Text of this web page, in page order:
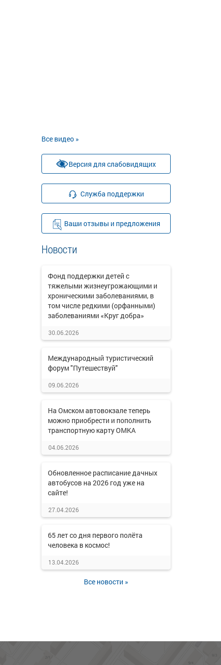
Все видео »
Версия для слабовидящих
Служба поддержки
Ваши отзывы и предложения
Новости
Фонд поддержки детей с
тяжелыми жизнеугрожающими и
хроническими заболеваниями, в
том числе редкими (орфанными)
заболеваниями «Круг добра»
30.06.2026
Международный туристический
форум "Путешествуй"
09.06.2026
На Омском автовокзале теперь
можно приобрести и пополнить
транспортную карту ОМКА
04.06.2026
Обновленное расписание дачных
автобусов на 2026 год уже на
сайте!
27.04.2026
65 лет со дня первого полёта
человека в космос!
13.04.2026
Все новости »